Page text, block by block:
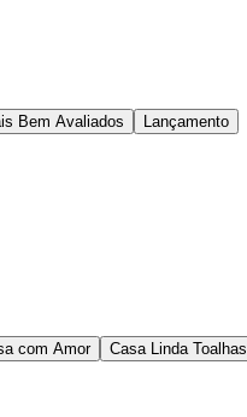
Bem Avaliados Lançamento
com Amor Casa Linda Toalhas